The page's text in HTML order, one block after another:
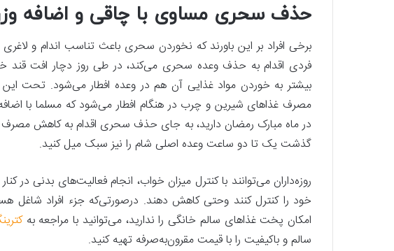
حذف سحری مساوی با چاقی و اضافه
برخی افراد بر این باورند که نخوردن سحری باعث تناسب ‌اندام و
فردی اقدام به حذف وعده سحری می‌کند، در طی روز دچار افت
بیشتر به خوردن مواد غذایی آن هم در وعده افطار می‌شود. تحت این
مصرف غذاهای شیرین و چرب در هنگام افطار می‌شود که مسلما با
در ماه مبارک رمضان دارید، به‌ جای حذف سحری اقدام به کاهش مصرف
گذشت یک تا دو ساعت وعده اصلی شام را نیز سبک میل کنید.
روزه‌داران می‌توانند با کنترل میزان خواب، انجام فعالیت‌های بدنی در
خود را کنترل کنند وحتی کاهش دهند. درصورتی‌که جزء افراد شاغل
امکان پخت غذاهای سالم خانگی را ندارید، می‌توانید با مراجعه به
سالم و باکیفیت را با قیمت مقرون‌به‌صرفه تهیه کنید.